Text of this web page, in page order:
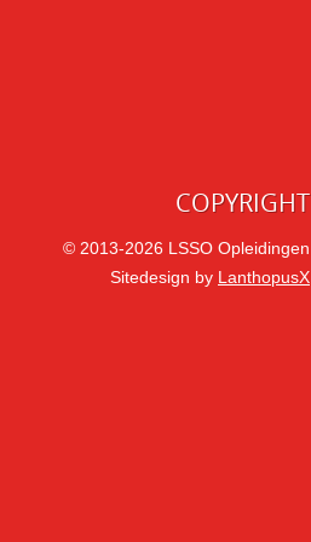
COPYRIGHT
© 2013-2026 LSSO Opleidingen
Sitedesign by LanthopusX